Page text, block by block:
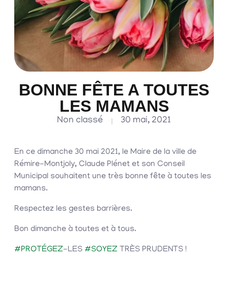
BONNE FÊTE A TOUTES
LES MAMANS
Non classé 30 mai, 2021
En ce dimanche 30 mai 2021, le Maire de la ville de
Rémire-Montjoly, Claude Plénet et son Conseil
Municipal souhaitent une très bonne fête à toutes les
mamans.
Respectez les gestes barrières.
Bon dimanche à toutes et à tous.
#PROTÉGEZ-LES #SOYEZ TRÈS PRUDENTS !